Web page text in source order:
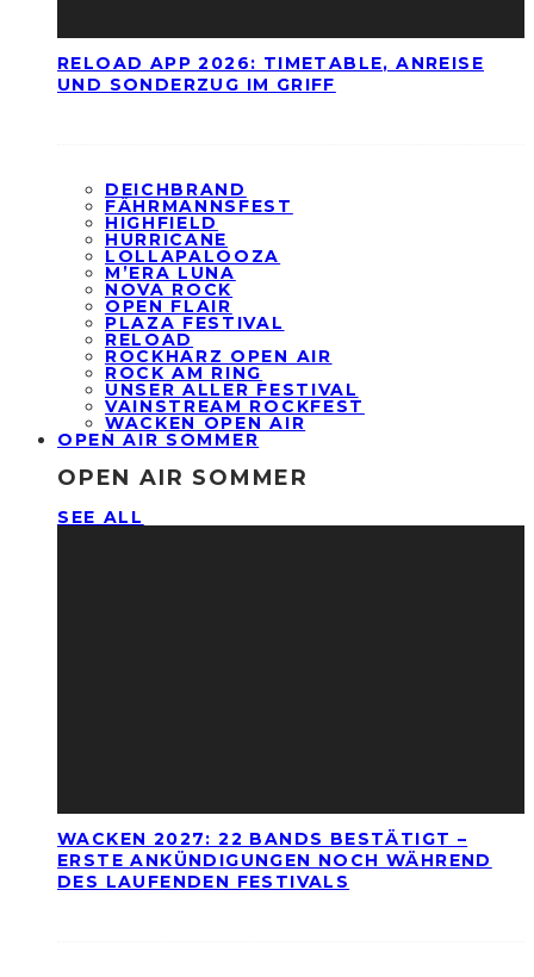
RELOAD APP 2026: TIMETABLE, ANREISE
UND SONDERZUG IM GRIFF
DEICHBRAND
FÄHRMANNSFEST
HIGHFIELD
HURRICANE
LOLLAPALOOZA
M’ERA LUNA
NOVA ROCK
OPEN FLAIR
PLAZA FESTIVAL
RELOAD
ROCKHARZ OPEN AIR
ROCK AM RING
UNSER ALLER FESTIVAL
VAINSTREAM ROCKFEST
WACKEN OPEN AIR
OPEN AIR SOMMER
OPEN AIR SOMMER
SEE ALL
WACKEN 2027: 22 BANDS BESTÄTIGT –
ERSTE ANKÜNDIGUNGEN NOCH WÄHREND
DES LAUFENDEN FESTIVALS